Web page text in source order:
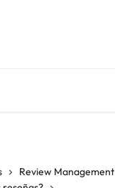
Review Management